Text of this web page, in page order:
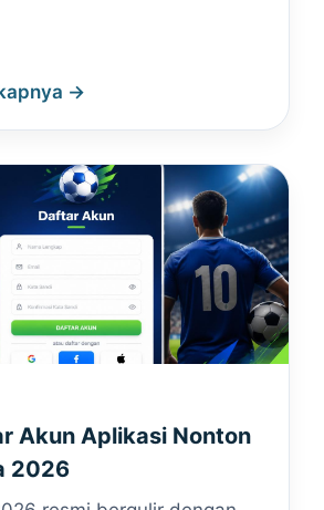
→
Akun Aplikasi Nonton
2026